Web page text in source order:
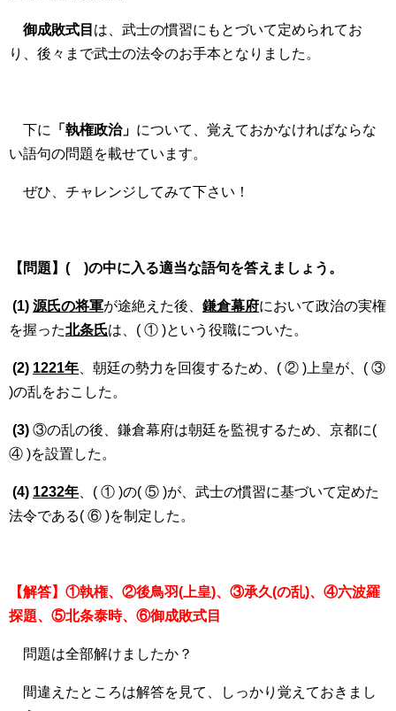
御成敗式目 は、武士の慣習にもとづいて定められてお
り、後々まで武士の法令のお手本となりました。
下に 「執権政治」 について、覚えておかなければならな
い語句の問題を載せています。
ぜひ、チャレンジしてみて下さい！
【問題】( )の中に入る適当な語句を答えましょう。
(1) 源氏の将軍が途絶えた後、 鎌倉幕府において政治の実権
を握った北条氏は、( ① )という役職についた。
(2) 1221年 、朝廷の勢力を回復するため、( ② )上皇が、( ③
)の乱をおこした。
(3) ③の乱の後、鎌倉幕府は朝廷を監視するため、京都に(
④ )を設置した。
(4) 1232年 、( ① )の( ⑤ )が、武士の慣習に基づいて定めた
法令である( ⑥ )を制定した。
【解答】①執権、②後鳥羽(上皇)、③承久(の乱)、④六波羅
探題、⑤北条泰時、⑥御成敗式目
問題は全部解けましたか？
間違えたところは解答を見て、しっかり覚えておきまし